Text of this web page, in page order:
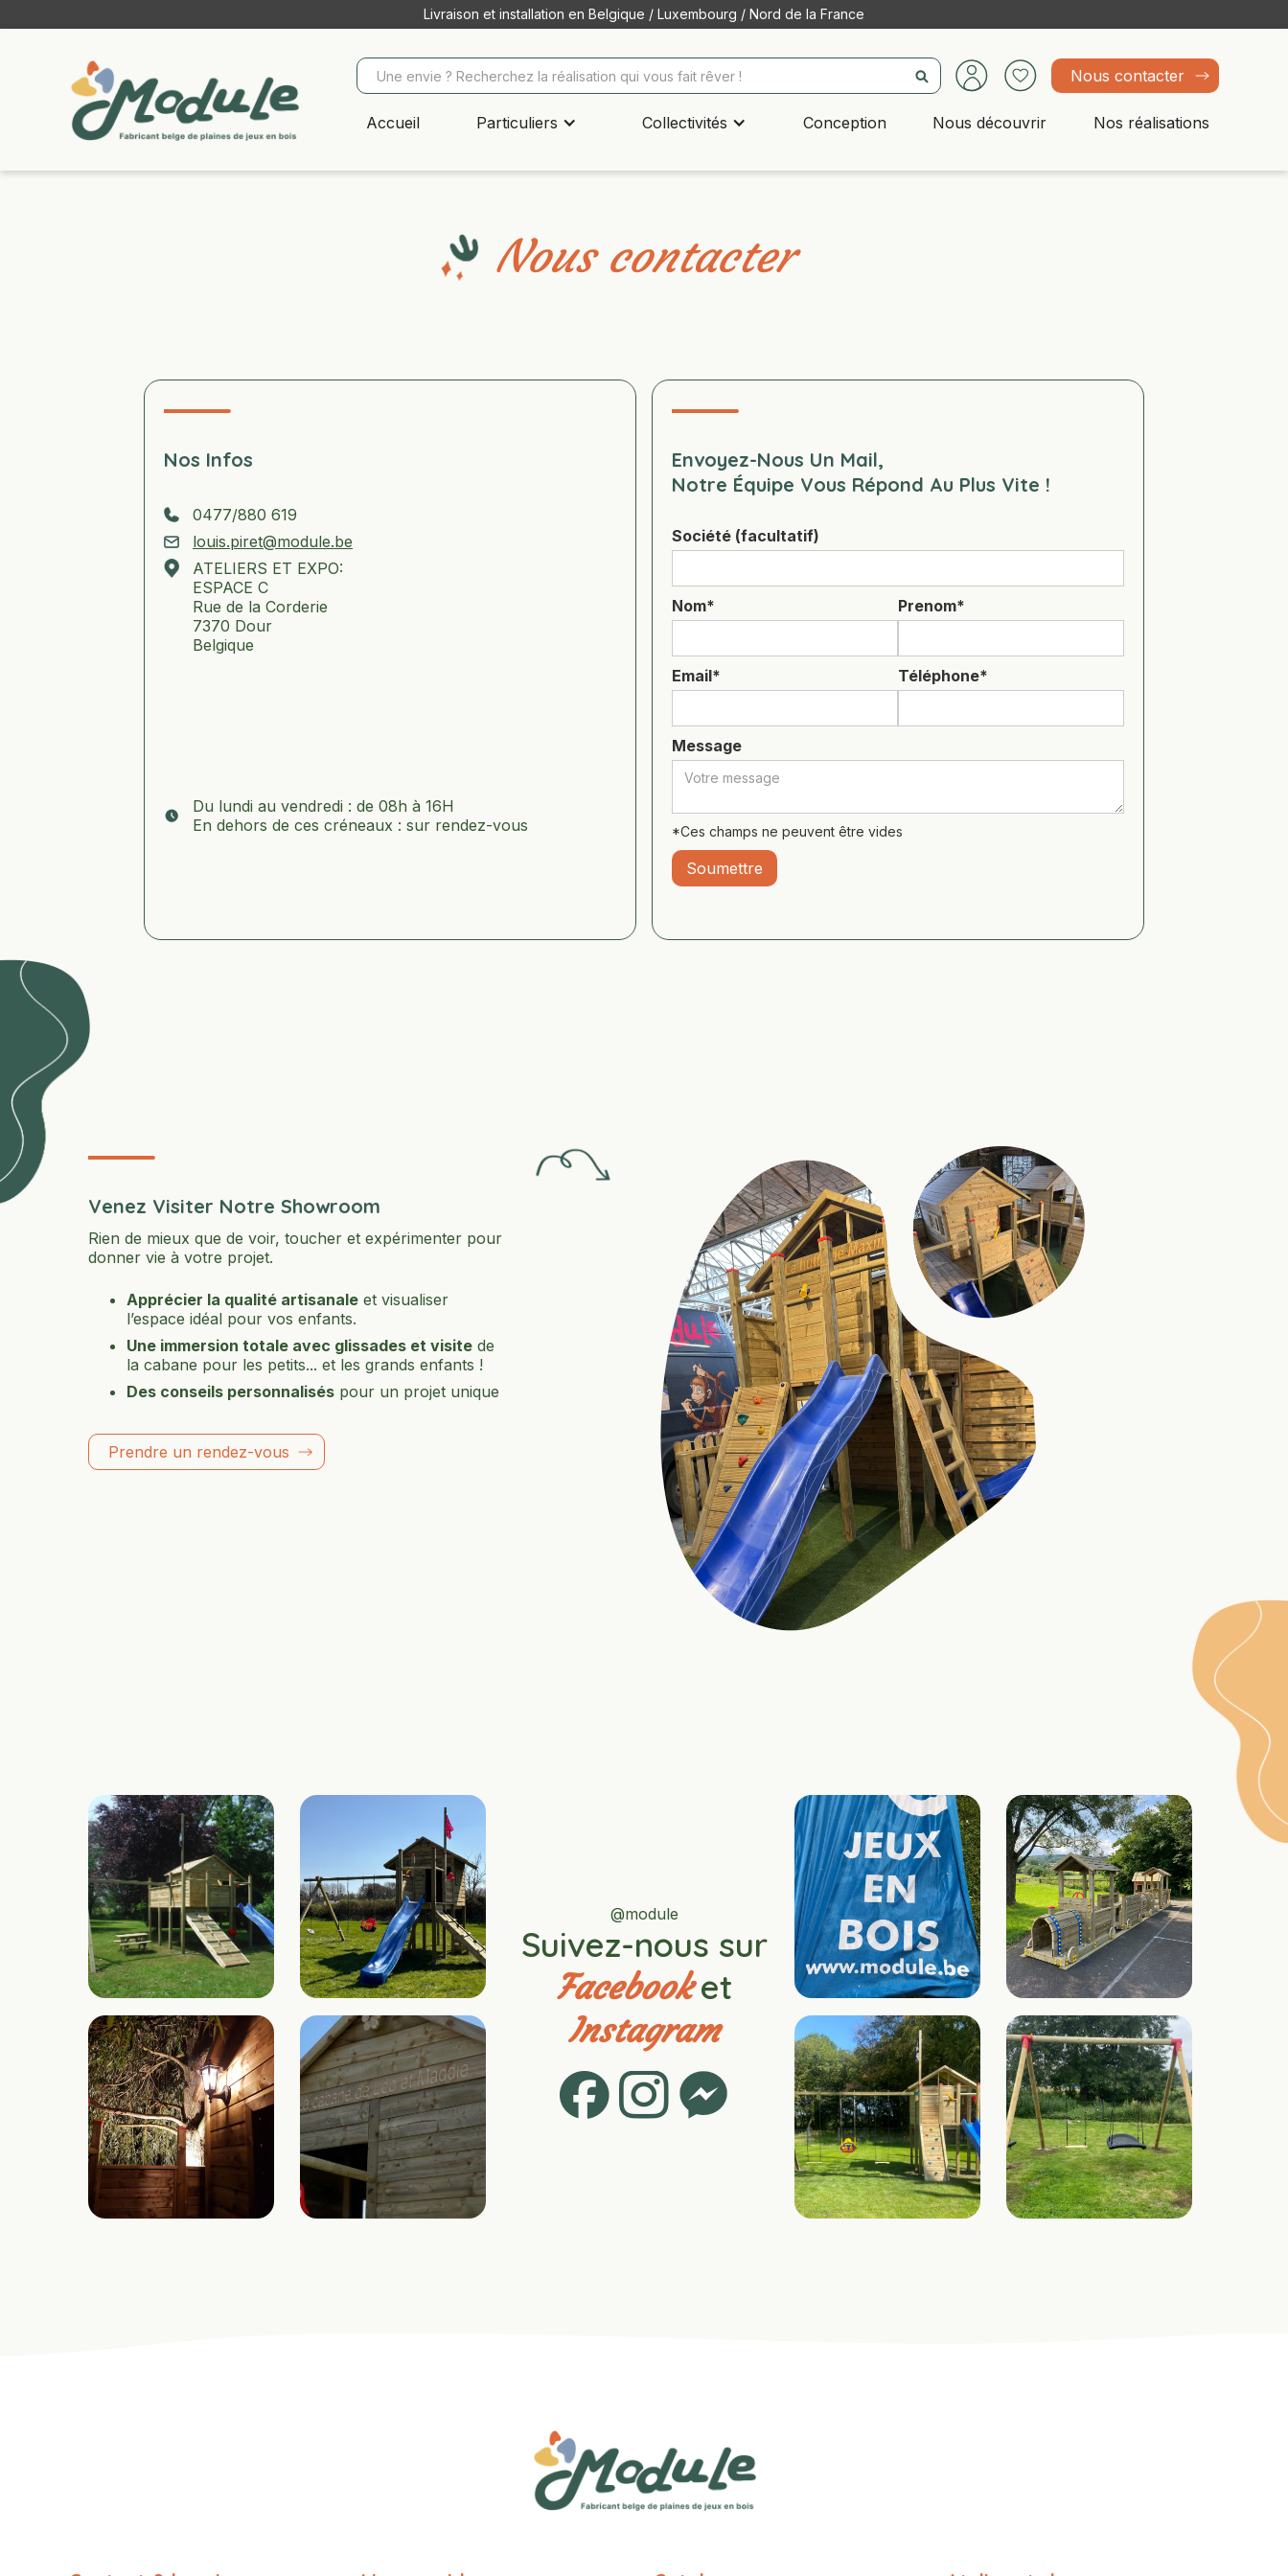
Livraison et installation en Belgique / Luxembourg / Nord de la France
Nous contacter
Accueil Particuliers Collectivités Conception Nous découvrir Nos réalisations
Nous contacter
Nos Infos
0477/880 619
louis.piret@module.be
ATELIERS ET EXPO:
ESPACE C
Rue de la Corderie
7370 Dour
Belgique
Du lundi au vendredi : de 08h à 16H
En dehors de ces créneaux : sur rendez-vous
Envoyez-Nous Un Mail,
Notre Équipe Vous Répond Au Plus Vite !
Société (facultatif)
Nom* Prenom*
Email* Téléphone*
Message
*Ces champs ne peuvent être vides
Venez Visiter Notre Showroom
Rien de mieux que de voir, toucher et expérimenter pour
donner vie à votre projet.
Apprécier la qualité artisanale et visualiser
l’espace idéal pour vos enfants.
Une immersion totale avec glissades et visite de
la cabane pour les petits... et les grands enfants !
Des conseils personnalisés pour un projet unique
Prendre un rendez-vous
@module
Suivez-nous sur
Facebooket
Instagram